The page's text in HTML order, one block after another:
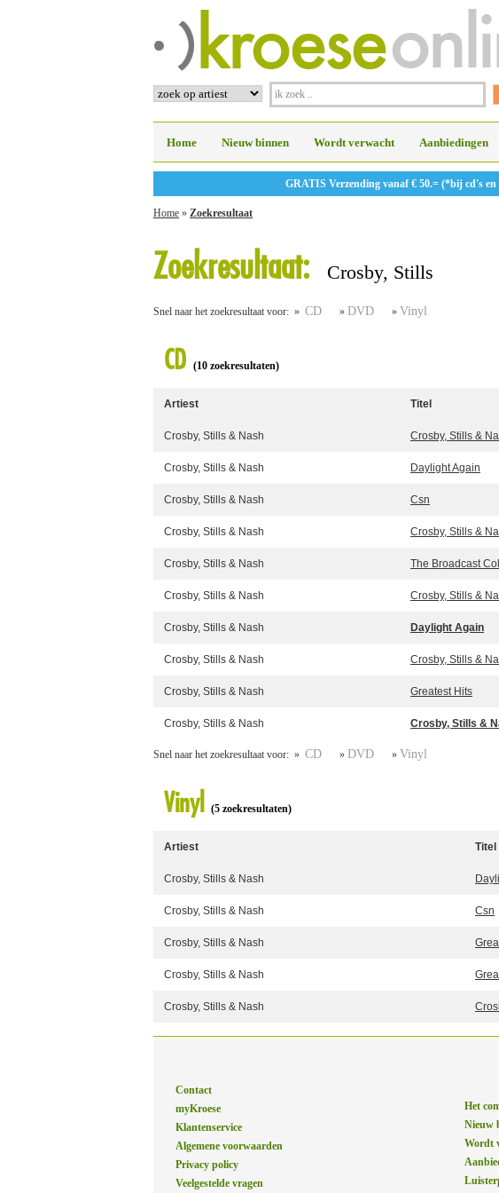
Home Nieuw binnen Wordt verwacht Aanbiedingen
GRATIS Verzending vanaf € 50.= (*bij cd's en
Home » Zoekresultaat
Zoekresultaat: Crosby, Stills
Snel naar het zoekresultaat voor: » CD » DVD » Vinyl
CD (10 zoekresultaten)
Artiest Titel
Crosby, Stills & Nash Crosby, Stills &
Crosby, Stills & Nash Daylight Again
Crosby, Stills & Nash Csn
Crosby, Stills & Nash Crosby, Stills &
Crosby, Stills & Nash The Broadcast
Crosby, Stills & Nash Crosby, Stills &
Crosby, Stills & Nash Daylight Again
Crosby, Stills & Nash Crosby, Stills &
Crosby, Stills & Nash Greatest Hits
Crosby, Stills & Nash Crosby, Stills &
Snel naar het zoekresultaat voor: » CD » DVD » Vinyl
Vinyl (5 zoekresultaten)
Artiest Titel
Crosby, Stills & Nash
Crosby, Stills & Nash Csn
Crosby, Stills & Nash
Crosby, Stills & Nash
Crosby, Stills & Nash
Contact
myKroese
Klantenservice
Algemene voorwaarden
Privacy policy
Veelgestelde vragen
Het
Nieuw
Wordt